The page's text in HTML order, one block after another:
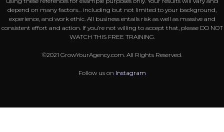
depend on many factors… including but not limited to your background,
experience, and work ethic. All business entails risk as well as massive and
consistent effort and action. If you’re not willing to accept that, please DO NOT
WATCH THIS FREE TRAINING.
©2021 GrowYourAgency.com. All Rights Reserved.
Follow us on Instagram